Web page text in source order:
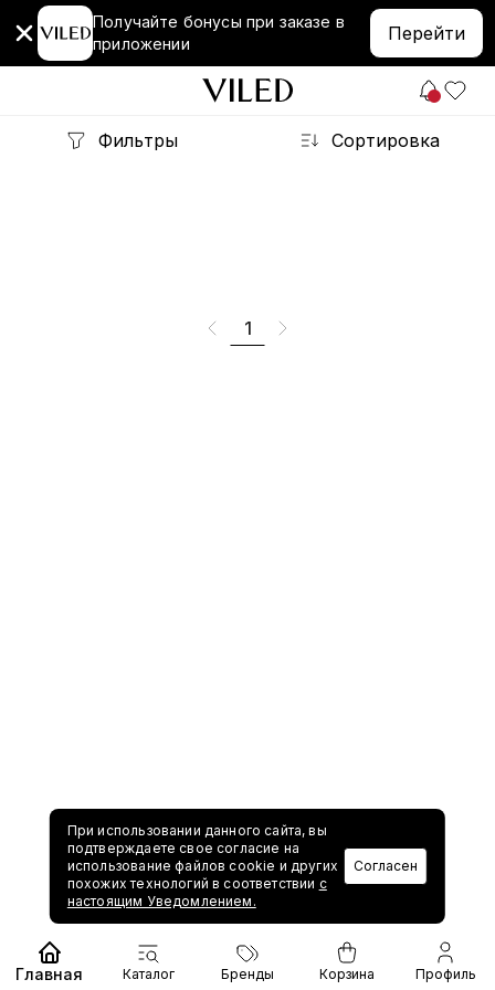
Получайте бонусы при заказе в
приложении
Перейти
Фильтры Сортировка
1
При использовании данного сайта, вы
подтверждаете свое согласие на
использование файлов cookie и других
похожих технологий в соответствии с
настоящим Уведомлением.
Согласен
Главная Каталог Бренды Корзина Профиль